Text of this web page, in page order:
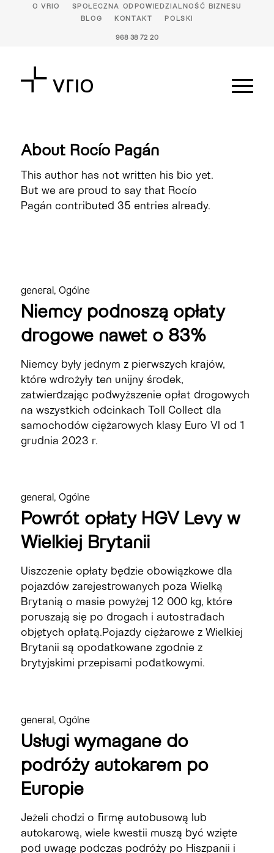
O VRIO
SPOŁECZNA ODPOWIEDZIALNOŚĆ BIZNESU
BLOG
KONTAKT POLSKI
968 38 72 20
About Rocío Pagán
This author has not written his bio yet.
But we are proud to say that Rocío
Pagán contributed 35 entries already.
general, Ogólne
Niemcy podnoszą opłaty
drogowe nawet o 83%
Niemcy były jednym z pierwszych krajów,
które wdrożyły ten unijny środek,
zatwierdzając podwyższenie opłat drogowych
na wszystkich odcinkach Toll Collect dla
samochodów ciężarowych klasy Euro VI od 1
grudnia 2023 r.
general, Ogólne
Powrót opłaty HGV Levy w
Wielkiej Brytanii
Uiszczenie opłaty będzie obowiązkowe dla
pojazdów zarejestrowanych poza Wielką
Brytanią o masie powyżej 12 000 kg, które
poruszają się po drogach i autostradach
objętych opłatą.Pojazdy ciężarowe z Wielkiej
Brytanii są opodatkowane zgodnie z
brytyjskimi przepisami podatkowymi.
general, Ogólne
Usługi wymagane do
podróży autokarem po
Europie
Jeżeli chodzi o firmę autobusową lub
autokarową, wiele kwestii muszą być wzięte
pod uwagę podczas podróży po Hiszpanii i